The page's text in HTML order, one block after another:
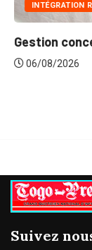
INTÉGRATION
Gestion
06/08/2026
Suivez